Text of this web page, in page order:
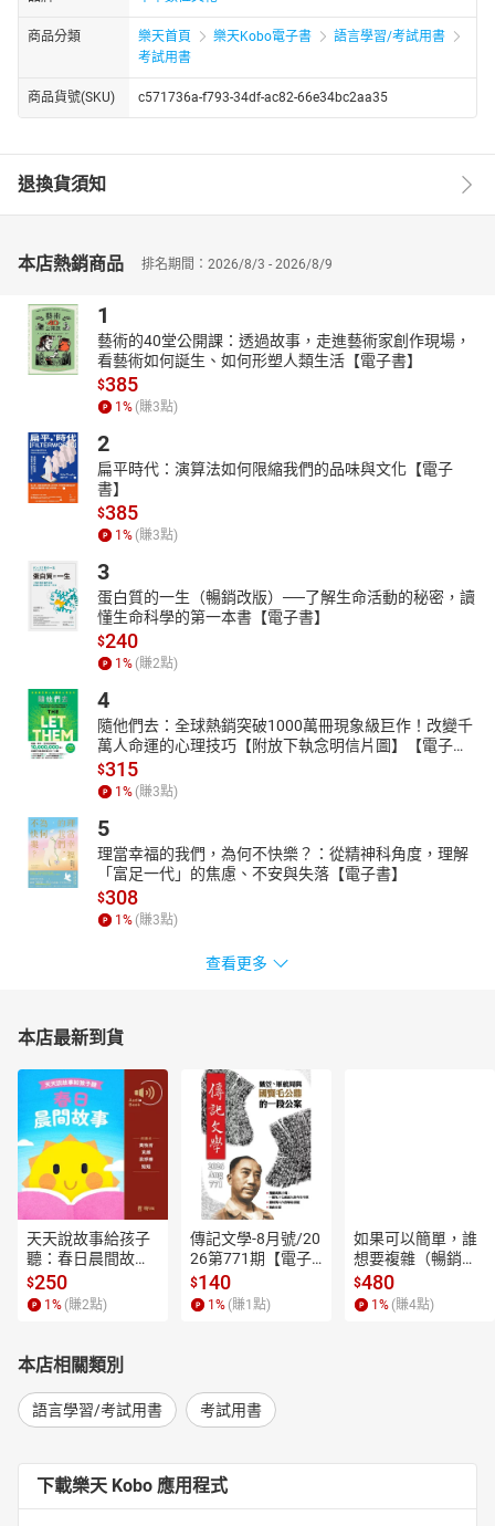
商品分類 樂天首頁 樂天Kobo電子書
語言學習/考試用書
考試用書
商品貨號(SKU) c571736a-f793-34df-ac82-66e34bc2aa35
退換貨須知
本店熱銷商品 排名期間：2026/8/3 - 2026/8/9
1
藝術的40堂公開課：透過故事，走進藝術家創作現場，
看藝術如何誕生、如何形塑人類生活【電子書】
$385
1% (賺3點)
2
扁平時代：演算法如何限縮我們的品味與文化【電子
書】
$385
1% (賺3點)
3
蛋白質的一生（暢銷改版）──了解生命活動的秘密，讀
懂生命科學的第一本書【電子書】
$240
1% (賺2點)
4
隨他們去：全球熱銷突破1000萬冊現象級巨作！改變千
萬人命運的心理技巧【附放下執念明信片圖】【電子
書】
$315
1% (賺3點)
5
理當幸福的我們，為何不快樂？：從精神科角度，理解
「富足一代」的焦慮、不安與失落【電子書】
$308
1% (賺3點)
查看更多
本店最新到貨
天天說故事給孩子
聽：春日晨間故事
【有聲書】
$250
1 % (賺2點)
傳記文學-8月號/20
26第771期【電子
書】
$140
1 % (賺1 點)
如果可以簡單，誰
想要複雜（暢銷經
典新編版）【電子
書】
$480
1 % (賺4點)
本店相關類別
語言學習/考試用書 考試用書
下載樂天 Kobo 應用程式